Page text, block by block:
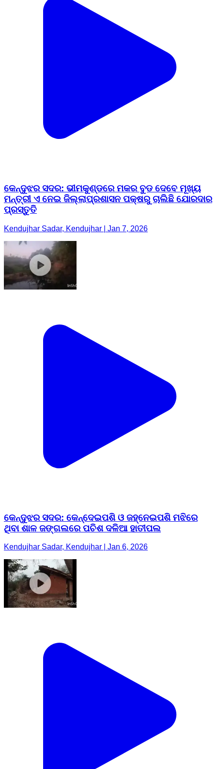
କେନ୍ଦୁଝର ସଦର: ଭୀମକୁଣ୍ଡରେ ମକର ବୁଡ ଦେବେ ମୂଖ୍ୟ
ମନ୍ତ୍ରୀ ଏ ନେଇ ଜିଲ୍ଲାପ୍ରଶାସନ ପକ୍ଷରୁ ଚାଲିଛି ଯୋରଦାର
ପ୍ରସ୍ତୁତି
Kendujhar Sadar, Kendujhar | Jan 7, 2026
କେନ୍ଦୁଝର ସଦର: କେନ୍ଦେଇପଶି ଓ ଜହ୍ନେଇପଶି ମଝିରେ
ଥିବା ଶାଳ ଜଙ୍ଗଲରେ ପଚିଶ ଦଳିଆ ହାତୀପଲ
Kendujhar Sadar, Kendujhar | Jan 6, 2026